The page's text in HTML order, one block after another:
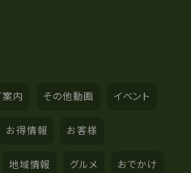
内 その他動画 イベント
お得情報 お客様
地域情報 グルメ おでかけ